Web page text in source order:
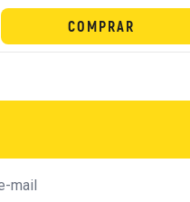
COMPRAR